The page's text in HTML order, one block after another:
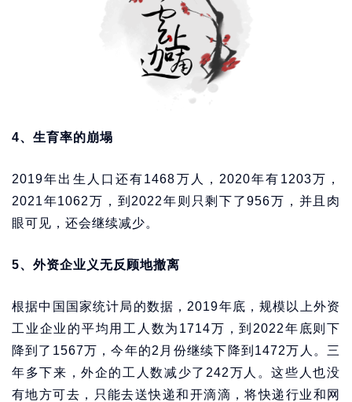
4、生育率的崩塌
2019年出生人口还有1468万人，2020年有1203万，
2021年1062万，到2022年则只剩下了956万，并且肉
眼可见，还会继续减少。
5、外资企业义无反顾地撤离
根据中国国家统计局的数据，2019年底，规模以上外资
工业企业的平均用工人数为1714万，到2022年底则下
降到了1567万，今年的2月份继续下降到1472万人。三
年多下来，外企的工人数减少了242万人。这些人也没
有地方可去，只能去送快递和开滴滴，将快递行业和网